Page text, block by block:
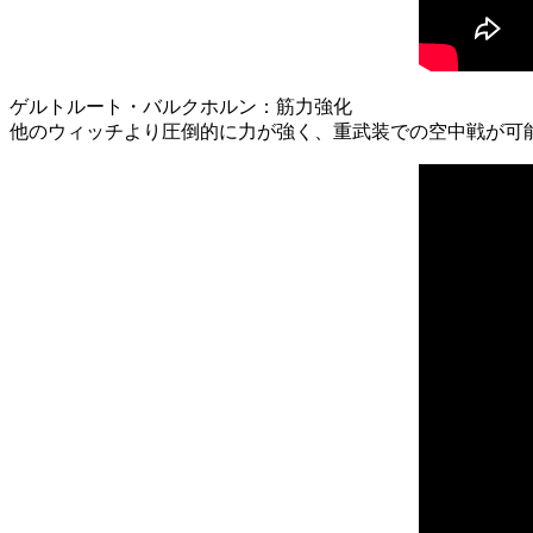
ゲルトルート・バルクホルン：筋力強化
他のウィッチより圧倒的に力が強く、重武装での空中戦が可